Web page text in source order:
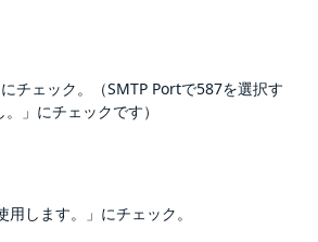
にチェック。（SMTP Portで587を選択す
」にチェックです）
用します。」にチェック。